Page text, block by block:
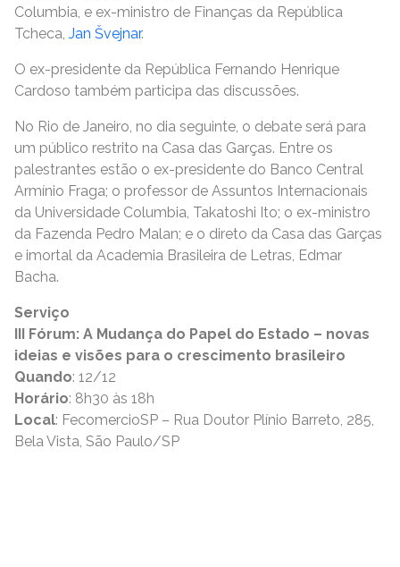
Columbia, e ex-ministro de Finanças da República
Tcheca, Jan Švejnar.
O ex-presidente da República Fernando Henrique
Cardoso também participa das discussões.
No Rio de Janeiro, no dia seguinte, o debate será para
um público restrito na Casa das Garças. Entre os
palestrantes estão o ex-presidente do Banco Central
Armínio Fraga; o professor de Assuntos Internacionais
da Universidade Columbia, Takatoshi Ito; o ex-ministro
da Fazenda Pedro Malan; e o direto da Casa das Garças
e imortal da Academia Brasileira de Letras, Edmar
Bacha.
Serviço
III Fórum: A Mudança do Papel do Estado – novas
ideias e visões para o crescimento brasileiro
Quando: 12/12
Horário: 8h30 às 18h
Local: FecomercioSP – Rua Doutor Plínio Barreto, 285,
Bela Vista, São Paulo/SP